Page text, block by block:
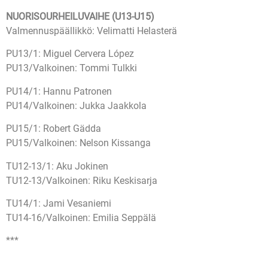
NUORISOURHEILUVAIHE (U13-U15)
Valmennuspäällikkö: Velimatti Helasterä
PU13/1: Miguel Cervera López
PU13/Valkoinen: Tommi Tulkki
PU14/1: Hannu Patronen
PU14/Valkoinen: Jukka Jaakkola
PU15/1: Robert Gädda
PU15/Valkoinen: Nelson Kissanga
TU12-13/1: Aku Jokinen
TU12-13/Valkoinen: Riku Keskisarja
TU14/1: Jami Vesaniemi
TU14-16/Valkoinen: Emilia Seppälä
***